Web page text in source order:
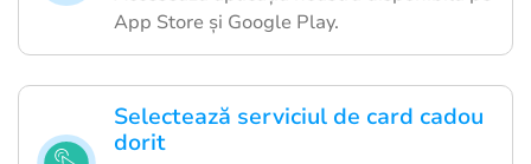
App Store și Google Play.
Selectează serviciul de card cadou
dorit